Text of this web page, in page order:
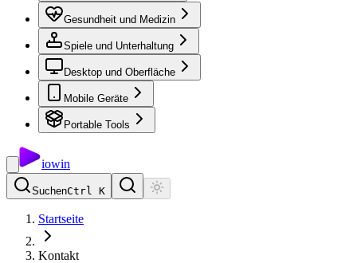
Gesundheit und Medizin
Spiele und Unterhaltung
Desktop und Oberfläche
Mobile Geräte
Portable Tools
iowin
SuchenCtrl K
Startseite
Kontakt